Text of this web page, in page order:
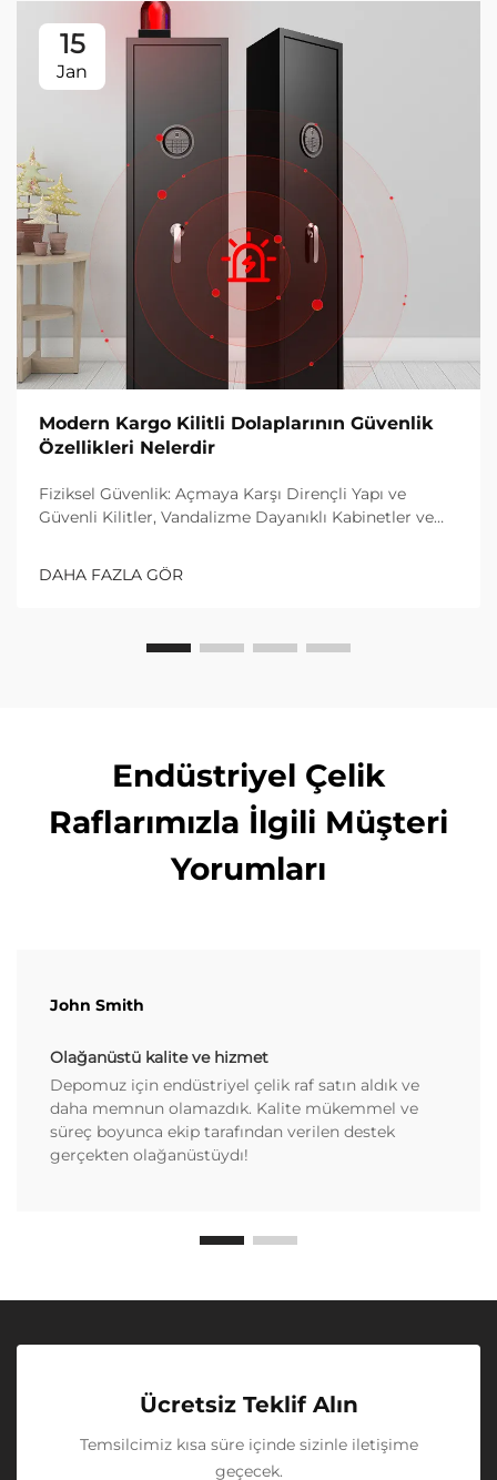
15
Jan
Modern Kargo Kilitli Dolaplarının Güvenlik
Özellikleri Nelerdir
Fiziksel Güvenlik: Açmaya Karşı Dirençli Yapı ve
Güvenli Kilitler, Vandalizme Dayanıklı Kabinetler ve
girmeye çalışan kişilerden korunmak için güçlü bir
korumaya ihtiyaç duyar. Çoğu sektör kılavuzu,
DAHA FAZLA GÖR
Endüstriyel Çelik
Raflarımızla İlgili Müşteri
Yorumları
John Smith
Olağanüstü kalite ve hizmet
Depomuz için endüstriyel çelik raf satın aldık ve
daha memnun olamazdık. Kalite mükemmel ve
süreç boyunca ekip tarafından verilen destek
gerçekten olağanüstüydı!
Ücretsiz Teklif Alın
Temsilcimiz kısa süre içinde sizinle iletişime
geçecek.